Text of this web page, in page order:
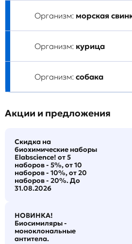
Организм: морская
Организм: курица
Организм: собака
Акции и предложения
Скидка на
биохимические наборы
Elabscience! от 5
наборов - 5%, от 10
наборов - 10%, от 20
наборов - 20%. До
31.08.2026
НОВИНКА!
Биосимиляры -
моноклональные
антитела.